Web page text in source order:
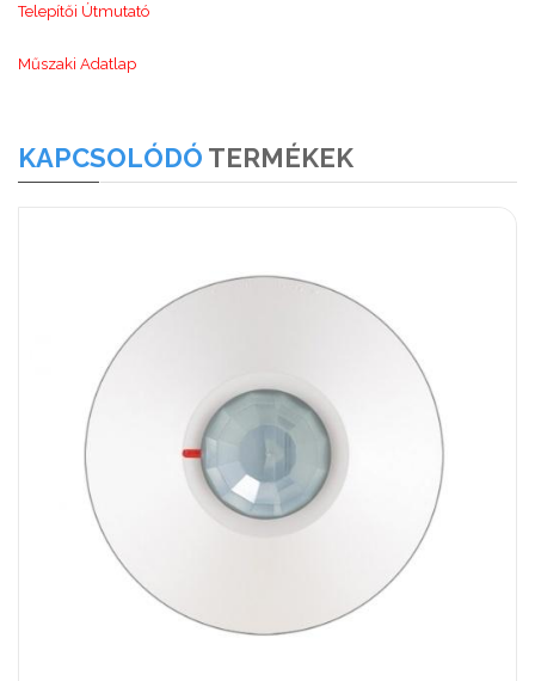
Telepítői Útmutató
Műszaki Adatlap
KAPCSOLÓDÓ TERMÉKEK